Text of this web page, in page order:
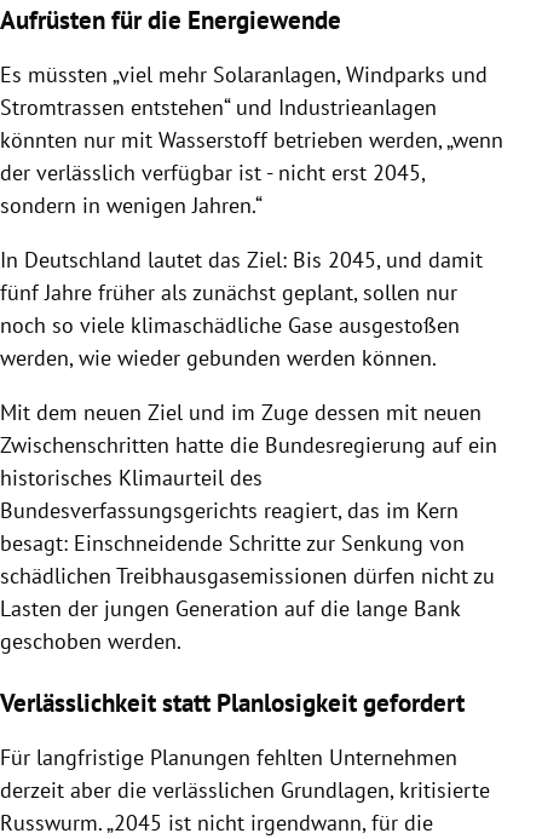
Aufrüsten für die Energiewende
Es müssten „viel mehr Solaranlagen, Windparks und
Stromtrassen entstehen“ und Industrieanlagen
könnten nur mit Wasserstoff betrieben werden, „wenn
der verlässlich verfügbar ist - nicht erst 2045,
sondern in wenigen Jahren.“
In Deutschland lautet das Ziel: Bis 2045, und damit
fünf Jahre früher als zunächst geplant, sollen nur
noch so viele klimaschädliche Gase ausgestoßen
werden, wie wieder gebunden werden können.
Mit dem neuen Ziel und im Zuge dessen mit neuen
Zwischenschritten hatte die Bundesregierung auf ein
historisches Klimaurteil des
Bundesverfassungsgerichts reagiert, das im Kern
besagt: Einschneidende Schritte zur Senkung von
schädlichen Treibhausgasemissionen dürfen nicht zu
Lasten der jungen Generation auf die lange Bank
geschoben werden.
Verlässlichkeit statt Planlosigkeit gefordert
Für langfristige Planungen fehlten Unternehmen
derzeit aber die verlässlichen Grundlagen, kritisierte
Russwurm. „2045 ist nicht irgendwann, für die